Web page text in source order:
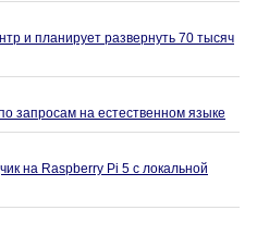
и планирует развернуть 70 тысяч
запросам на естественном языке
на Raspberry Pi 5 с локальной